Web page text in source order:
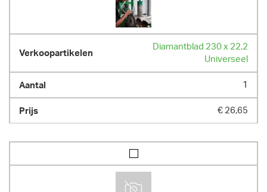
Diamantblad 230 x 22,2
Universeel
1
€ 26,65